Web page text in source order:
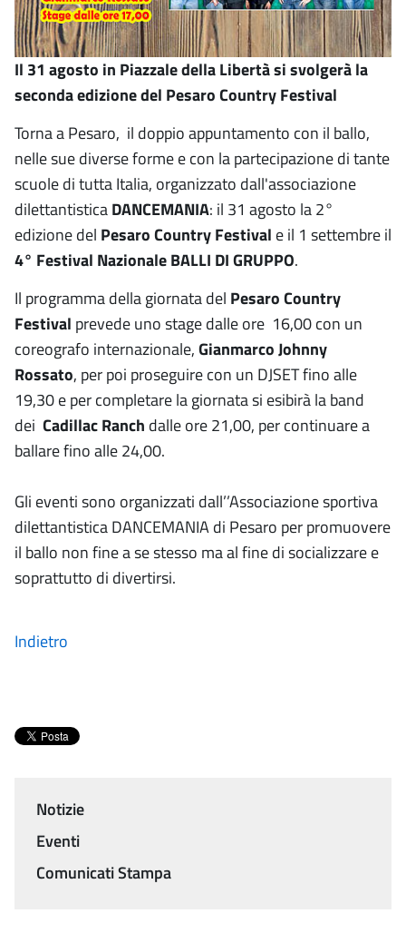
Il 31 agosto in Piazzale della Libertà si svolgerà la
seconda edizione del Pesaro Country Festival
Torna a Pesaro, il doppio appuntamento con il ballo,
nelle sue diverse forme e con la partecipazione di tante
scuole di tutta Italia, organizzato dall'associazione
dilettantisticaDANCEMANIA: il 31 agosto la 2°
edizione del Pesaro Country Festival e il 1 settembre il
4° Festival Nazionale BALLI DI GRUPPO.
Il programma della giornata del Pesaro Country
Festival prevede uno stage dalle ore 16,00 con un
coreografo internazionale,Gianmarco Johnny
Rossato, per poi proseguire con un DJSET fino alle
19,30 e per completare la giornata si esibirà la band
dei Cadillac Ranch dalle ore 21,00, per continuare a
ballare fino alle 24,00.
Gli eventi sono organizzati dall’’Associazione sportiva
dilettantistica DANCEMANIA di Pesaro per promuovere
il ballo non fine a se stesso ma al fine di socializzare e
soprattutto di divertirsi.
Indietro
Menu
Notizie
Eventi
Comunicati Stampa